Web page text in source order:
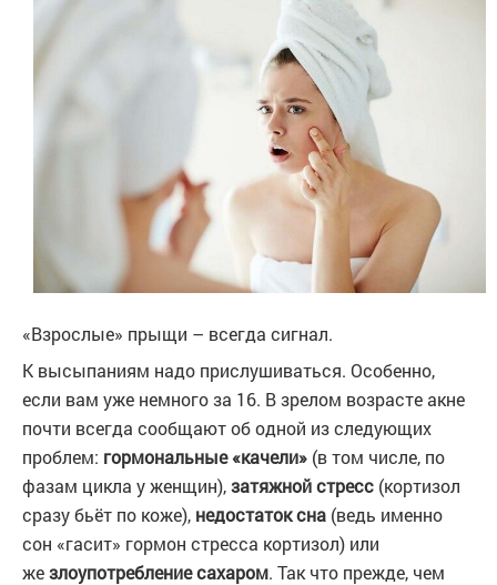
«Взрослые» прыщи – всегда сигнал.
К высыпаниям надо прислушиваться. Особенно,
если вам уже немного за 16. В зрелом возрасте акне
почти всегда сообщают об одной из следующих
проблем: гормональные «качели» (в том числе, по
фазам цикла у женщин),затяжной стресс (кортизол
сразу бьёт по коже), недостаток сна (ведь именно
сон «гасит» гормон стресса кортизол) или
жезлоупотребление сахаром. Так что прежде, чем